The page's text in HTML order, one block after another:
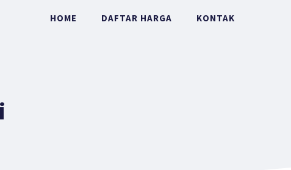
HOME DAFTAR HARGA KONTAK